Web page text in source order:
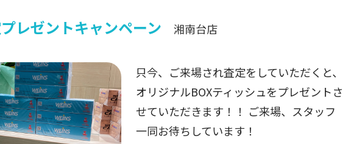
レゼント 東名川崎店
東名川崎店にご来店査定のお客様にボック
スティッシュをプレゼント。 皆様のご来
店お待ちしております。